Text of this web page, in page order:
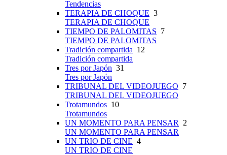
Tendencias
TERAPIA DE CHOQUE 3
TERAPIA DE CHOQUE
TIEMPO DE PALOMITAS 7
TIEMPO DE PALOMITAS
Tradición compartida 12
Tradición compartida
Tres por Japón 31
Tres por Japón
TRIBUNAL DEL VIDEOJUEGO 7
TRIBUNAL DEL VIDEOJUEGO
Trotamundos 10
Trotamundos
UN MOMENTO PARA PENSAR
2
UN MOMENTO PARA PENSAR
UN TRIO DE CINE 4
UN TRIO DE CINE